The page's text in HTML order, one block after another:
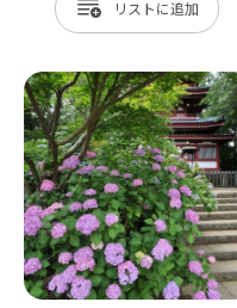
リスト